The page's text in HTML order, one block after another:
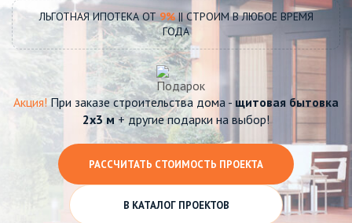
ЛЬГОТНАЯ ИПОТЕКА ОТ9%|| СТРОИМ В ЛЮБОЕ ВРЕМЯ
ГОДА
Акция! При заказе строительства дома - щитовая бытовка
2х3 м+ другие подарки на выбор!
РАССЧИТАТЬ СТОИМОСТЬ ПРОЕКТА
В КАТАЛОГ ПРОЕКТОВ